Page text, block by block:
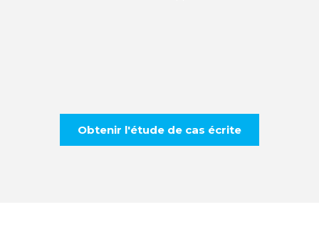
Obtenir l'étude de cas écrite